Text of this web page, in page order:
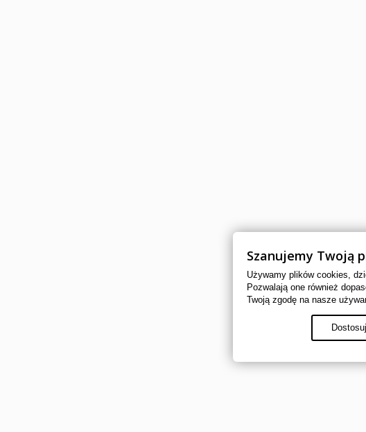
Szanujemy Twoją
Używamy plików cookies,
Pozwalają one również
Twoją zgodę na nasze
Dostosuj